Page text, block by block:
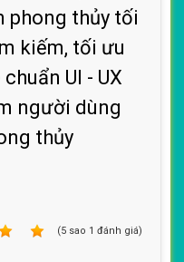
phong thủy tối
kiếm, tối ưu
UI - UX
người dùng
thủy
(5 sao 1 đánh giá)